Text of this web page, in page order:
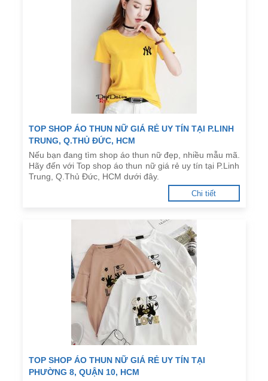
TOP SHOP ÁO THUN NỮ GIÁ RẺ UY TÍN TẠI P.LINH
TRUNG, Q.THỦ ĐỨC, HCM
Nếu bạn đang tìm shop áo thun nữ đẹp, nhiều mẫu mã.
Hãy đến với Top shop áo thun nữ giá rẻ uy tín tại P.Linh
Trung, Q.Thủ Đức, HCM dưới đây.
Chi tiết
TOP SHOP ÁO THUN NỮ GIÁ RẺ UY TÍN TẠI
PHƯỜNG 8, QUẬN 10, HCM